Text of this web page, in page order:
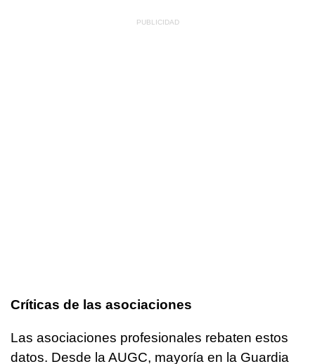
Críticas de las asociaciones
Las asociaciones profesionales rebaten estos
datos. Desde la AUGC, mayoría en la Guardia